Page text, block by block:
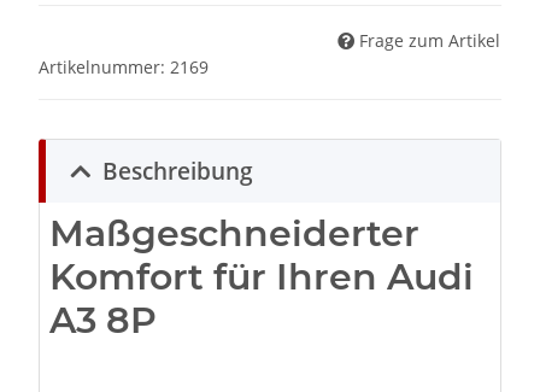
Frage zum Artikel
Artikelnummer: 2169
Beschreibung
Maßgeschneiderter
Komfort für Ihren Audi
A3 8P